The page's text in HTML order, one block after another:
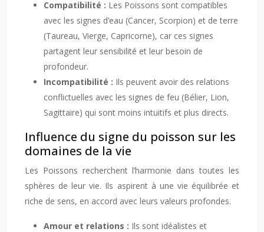
Compatibilité : Les Poissons sont compatibles
avec les signes d’eau (Cancer, Scorpion) et de terre
(Taureau, Vierge, Capricorne), car ces signes
partagent leur sensibilité et leur besoin de
profondeur.
Incompatibilité : Ils peuvent avoir des relations
conflictuelles avec les signes de feu (Bélier, Lion,
Sagittaire) qui sont moins intuitifs et plus directs.
Influence du signe du poisson sur les
domaines de la vie
Les Poissons recherchent l’harmonie dans toutes les
sphères de leur vie. Ils aspirent à une vie équilibrée et
riche de sens, en accord avec leurs valeurs profondes.
Amour et relations : Ils sont idéalistes et